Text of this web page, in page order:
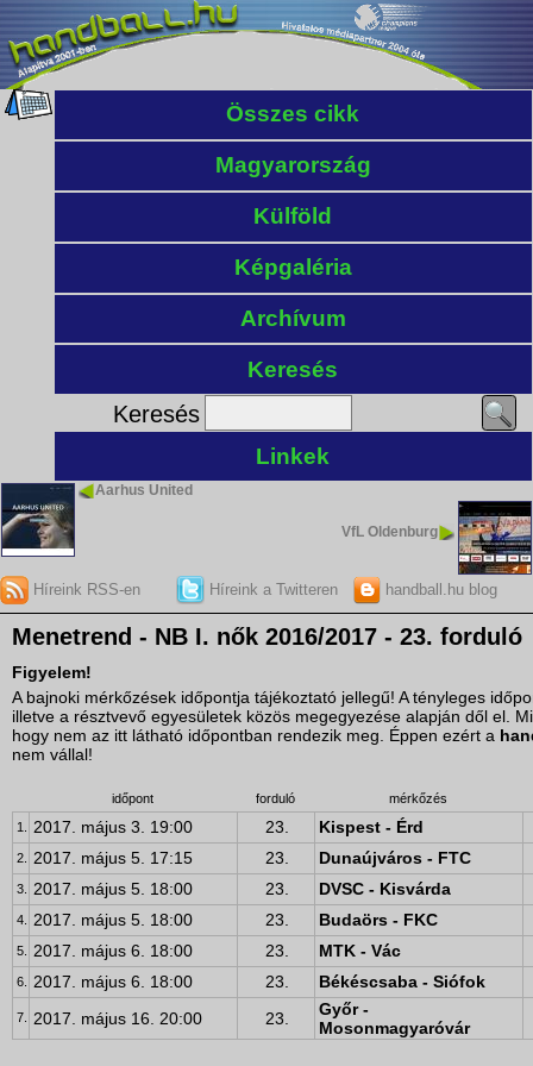
Összes cikk
Magyarország
Külföld
Képgaléria
Archívum
Keresés
Keresés
Linkek
Aarhus United
VfL Oldenburg
Híreink RSS-en Híreink a Twitteren handball.hu blog
Menetrend - NB I. nők 2016/2017 - 23. forduló
Figyelem!
A bajnoki mérkőzések időpontja tájékoztató jellegű! A tényleges
illetve a résztvevő egyesületek közös megegyezése alapján dől el.
hogy nem az itt látható időpontban rendezik meg. Éppen ezért a
nem vállal!
időpont forduló
mérkőzés
1.
2017. május 3. 19:00 23. Kispest - Érd
2. 2017. május 5. 17:15 23. Dunaújváros - FTC
3. 2017. május 5. 18:00 23. DVSC - Kisvárda
4. 2017. május 5. 18:00 23. Budaörs - FKC
5. 2017. május 6. 18:00 23. MTK - Vác
6. 2017. május 6. 18:00 23. Békéscsaba - Siófok
7. 2017. május 16. 20:00 23.
Győr -
Mosonmagyaróvár